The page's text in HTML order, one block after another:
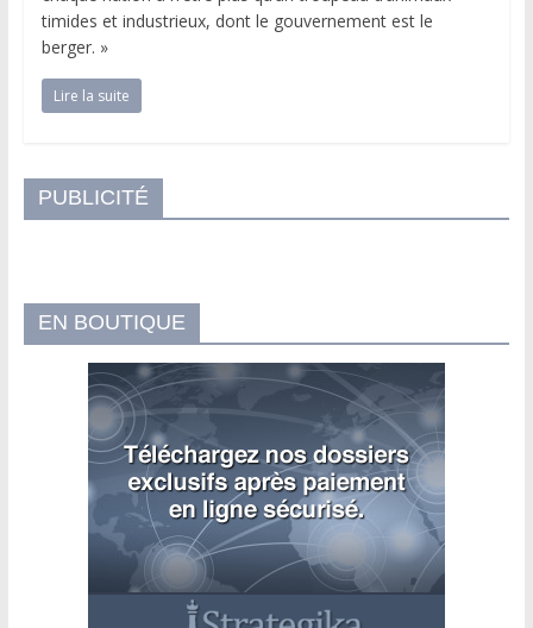
timides et industrieux, dont le gouvernement est le
berger. »
Lire la suite
PUBLICITÉ
EN BOUTIQUE